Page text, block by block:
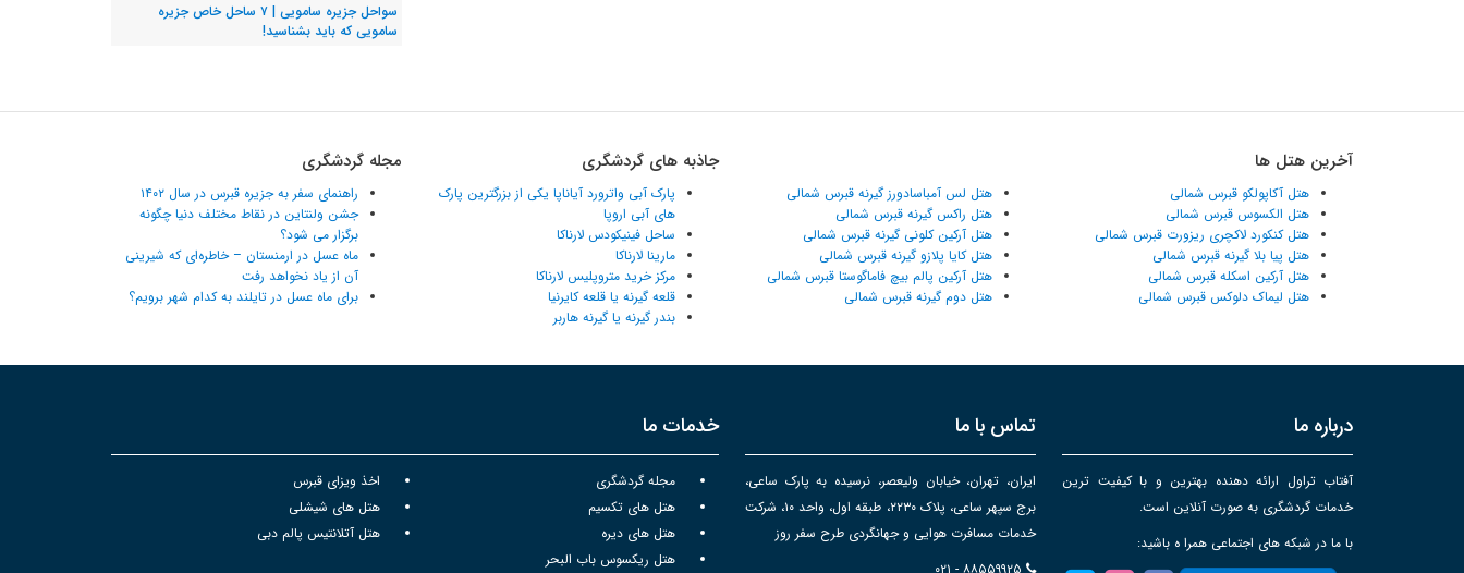
سواحل جزیره سامویی | ۷ ساحل خاص جزیره
سامویی که باید بشناسید!
آخرین هتل ها
هتل آکاپولکو قبرس شمالی
هتل الکسوس قبرس شمالی
هتل کنکورد لاکچری ریزورت قبرس شمالی
هتل پیا بلا گیرنه قبرس شمالی
هتل آرکین اسکله قبرس شمالی
هتل لیماک دلوکس قبرس شمالی
هتل لس آمباسادورز گیرنه قبرس شمالی
هتل راکس گیرنه قبرس شمالی
هتل آرکین کلونی گیرنه قبرس شمالی
هتل کایا پلازو گیرنه قبرس شمالی
هتل آرکین پالم بیچ فاماگوستا قبرس شمالی
هتل دوم گیرنه قبرس شمالی
جاذبه های گردشگری
پارک آبی واترورد آیاناپا یکی از بزرگترین پارک
های آبی اروپا
ساحل فینیکودس لارناکا
مارینا لارناکا
مرکز خرید متروپلیس لارناکا
قلعه گیرنه یا قلعه کایرنیا
بندر گیرنه یا گیرنه هاربر
مجله گردشگری
راهنمای سفر به جزیره قبرس در سال ۱۴۰۲
جشن ولنتاین در نقاط مختلف دنیا چگونه
برگزار می شود؟
ماه عسل در ارمنستان – خاطره‌ای که شیرینی
آن از یاد نخواهد رفت
برای ماه عسل در تایلند به کدام شهر برویم؟
درباره ما
آفتاب تراول ارائه دهنده بهترین و با کیفیت ترین
خدمات گردشگری به صورت آنلاین است.
با ما در شبکه های اجتماعی همرا ه باشید:
تماس با ما
ایران، تهران، خیابان ولیعصر، نرسیده به پارک ساعی،
برج سپهر ساعی، پلاک ۲۲۳۰، طبقه اول، واحد ۱۰، شرکت
خدمات مسافرت هوایی و جهانگردی طرح سفر روز
خدمات ما
مجله گردشگری
اخذ ویزای قبرس
هتل های تکسیم
هتل های شیشلی
هتل های دیره
هتل آتلانتیس پالم دبی
هتل ریکسوس باب البحر